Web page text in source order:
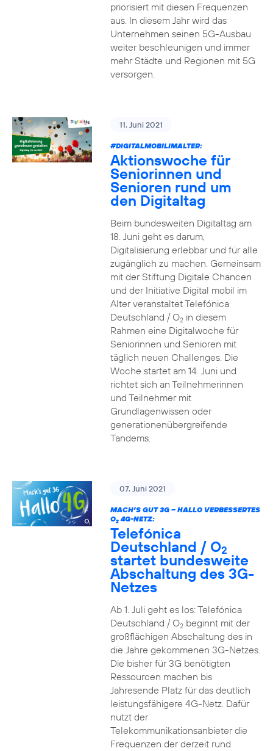
priorisiert mit diesen Frequenzen
aus. In diesem Jahr wird das
Unternehmen seinen 5G-Ausbau
weiter beschleunigen und immer
mehr Städte und Regionen mit 5G
versorgen.
11. Juni 2021
#DIGITALMOBILIMALTER:
Aktionswoche für
Seniorinnen und
Senioren rund um
den Digitaltag
Beim bundesweiten Digitaltag am
18. Juni geht es darum,
Digitalisierung erlebbar und für alle
zugänglich zu machen. Gemeinsam
mit der Stiftung Digitale Chancen
und der Initiative Digital mobil im
Alter veranstaltet Telefónica
Deutschland / O2in diesem
Rahmen eine Digitalwoche für
Seniorinnen und Senioren mit
täglich neuen Challenges. Die
Woche startet am 14. Juni und
richtet sich an Teilnehmerinnen
und Teilnehmer mit
Grundlagenwissen oder
generationenübergreifende
Tandems.
07. Juni 2021
MACH’S GUT 3G – HALLO VERBESSERTES
O24G-NETZ:
Telefónica
Deutschland / O2
startet bundesweite
Abschaltung des 3G-
Netzes
Ab 1. Juli geht es los: Telefónica
Deutschland / O2beginnt mit der
großflächigen Abschaltung des in
die Jahre gekommenen 3G-Netzes.
Die bisher für 3G benötigten
Ressourcen machen bis
Jahresende Platz für das deutlich
leistungsfähigere 4G-Netz. Dafür
nutzt der
Telekommunikationsanbieter die
Frequenzen der derzeit rund